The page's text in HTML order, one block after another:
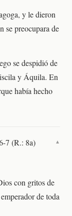
y le dieron
se preocupara de
se despidió de
y Áquila. En
había hecho
7 (R.: 8a) ▼
con gritos de
de toda